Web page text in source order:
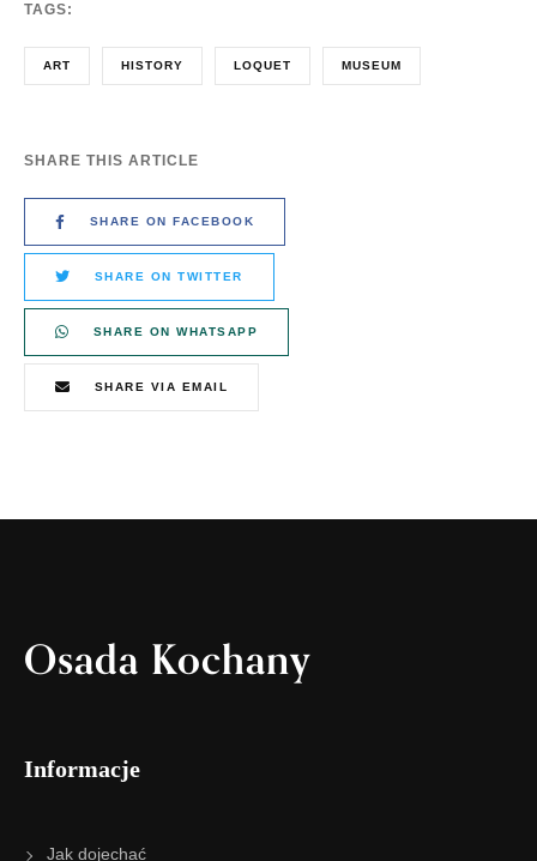
TAGS:
ART HISTORY LOQUET MUSEUM
SHARE THIS ARTICLE
SHARE ON FACEBOOK
SHARE ON TWITTER
SHARE ON WHATSAPP
SHARE VIA EMAIL
Osada Kochany
Informacje
Jak dojechać